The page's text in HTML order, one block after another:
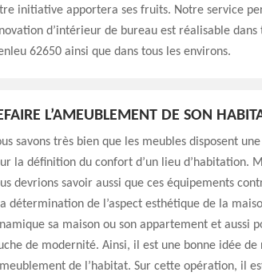
initiative apportera ses fruits. Notre service
d’intérieur de bureau est réalisable dans
62650 ainsi que dans tous les environs.
L’AMEUBLEMENT DE SON
savons très bien que les meubles disposent
la définition du confort d’un lieu d’habitation.
devrions savoir aussi que ces équipements
détermination de l’aspect esthétique de la
sa maison ou son appartement et aussi
de modernité. Ainsi, il est une bonne idée de
de l’habitat. Sur cette opération, il